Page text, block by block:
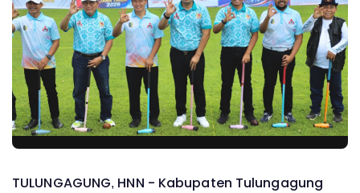
TULUNGAGUNG, HNN - Kabupaten Tulungagung